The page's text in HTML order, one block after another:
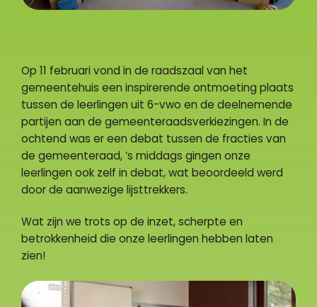
Op 11 februari vond in de raadszaal van het
gemeentehuis een inspirerende ontmoeting plaats
tussen de leerlingen uit 6-vwo en de deelnemende
partijen aan de gemeenteraadsverkiezingen. In de
ochtend was er een debat tussen de fracties van
de gemeenteraad, ’s middags gingen onze
leerlingen ook zelf in debat, wat beoordeeld werd
door de aanwezige lijsttrekkers.
Wat zijn we trots op de inzet, scherpte en
betrokkenheid die onze leerlingen hebben laten
zien!